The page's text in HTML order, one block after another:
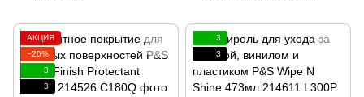
АКЦИЯ
−20%
3
3
3
3